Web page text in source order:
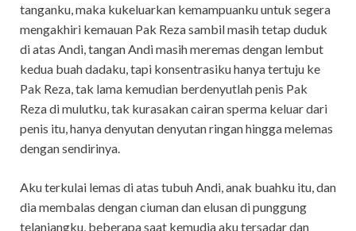
tanganku, maka kukeluarkan kemampuanku untuk segera
mengakhiri kemauan Pak Reza sambil masih tetap duduk
di atas Andi, tangan Andi masih meremas dengan lembut
kedua buah dadaku, tapi konsentrasiku hanya tertuju ke
Pak Reza, tak lama kemudian berdenyutlah penis Pak
Reza di mulutku, tak kurasakan cairan sperma keluar dari
penis itu, hanya denyutan denyutan ringan hingga melemas
dengan sendirinya.
Aku terkulai lemas di atas tubuh Andi, anak buahku itu, dan
dia membalas dengan ciuman dan elusan di punggung
telanjangku, beberapa saat kemudia aku tersadar dan